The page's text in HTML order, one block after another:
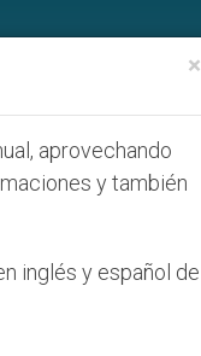
Santa
×
aprovechando
y también
inglés y español de